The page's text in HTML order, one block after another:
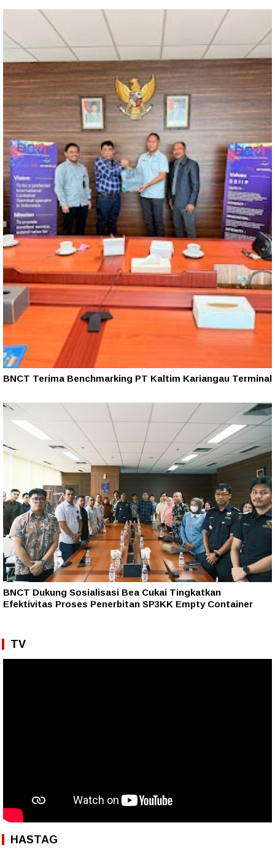
BNCT Terima Benchmarking PT Kaltim Kariangau Terminal
BNCT Dukung Sosialisasi Bea Cukai Tingkatkan
Efektivitas Proses Penerbitan SP3KK Empty Container
TV
HASTAG